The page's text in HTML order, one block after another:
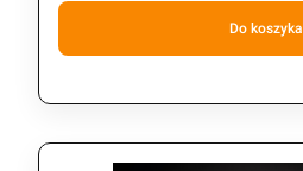
Do koszyka